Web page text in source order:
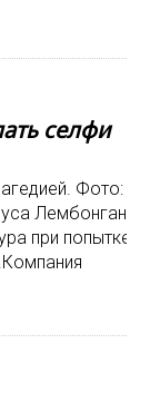
селфи
Фото:
Лембонган,
при попытке